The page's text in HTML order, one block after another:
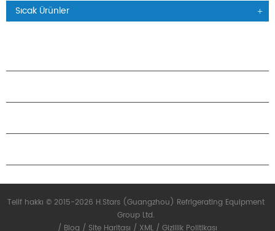
Sıcak Ürünler
Telif hakkı © 2015-2026 H.Stars (Guangzhou) Refrigerating Equipment
Group Ltd.
/ Blog / Site Haritası / XML / Gizlilik Politikası